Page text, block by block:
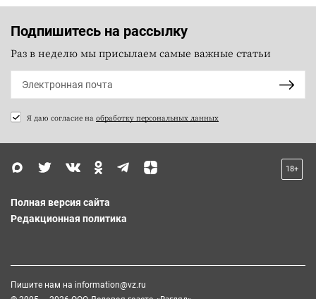
Подпишитесь на рассылку
Раз в неделю мы присылаем самые важные статьи
Я даю согласие на обработку персональных данных
18+
Полная версия сайта
Редакционная политика
Пишите нам на information@vz.ru